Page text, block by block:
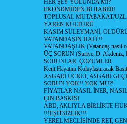
HER ŞEY YOLUNDA MI?
EKONOMİDEN Bİ HABER!
TOPLUSAL MUTABAKAT/
YAREN KÜLTÜRÜ
KASIM SÜLEYMANİ,
VATANDAŞIN HALİ !!
VATANDAŞLIK (Vatandaş nasıl
ÜÇ SORUN (Suriye, D. Akdeniz,
SORUNLAR, ÇÖZÜMLER
Kent Hayatını Kolaylaştıracak
ASGARİ ÜCRET, ASGARİ
SORUN YOK!! YOK MU?!
FİYATLAR NASIL İNER,
ÇİN BASKISI
ABD, AKLIYLA BİRLİKTE
!!!EŞİTSİZLİK!!!
YEREL MECLİSİNDE RET,